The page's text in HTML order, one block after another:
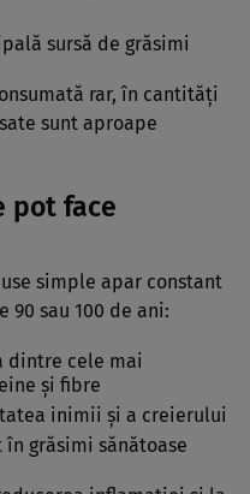
sursă de grăsimi
rar, în cantități
sunt aproape
pot face
simple apar constant
sau 100 de ani:
dintre cele mai
și fibre
inimii și a creierului
grăsimi sănătoase